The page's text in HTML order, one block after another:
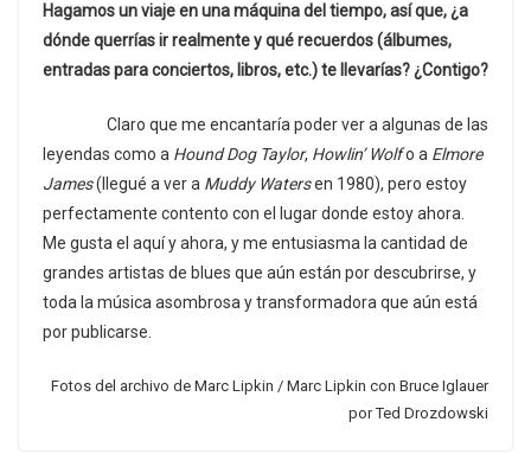
Hagamos un viaje en una máquina del tiempo, así que, ¿a
dónde querrías ir realmente y qué recuerdos (álbumes,
entradas para conciertos, libros, etc.) te llevarías? ¿Contigo?
Claro que me encantaría poder ver a algunas de las
leyendas como a Hound Dog Taylor, Howlin’ Wolfo a Elmore
James(llegué a ver a Muddy Watersen 1980), pero estoy
perfectamente contento con el lugar donde estoy ahora.
Me gusta el aquí y ahora, y me entusiasma la cantidad de
grandes artistas de blues que aún están por descubrirse, y
toda la música asombrosa y transformadora que aún está
por publicarse.
Fotos del archivo de Marc Lipkin / Marc Lipkin con Bruce Iglauer
por Ted Drozdowski